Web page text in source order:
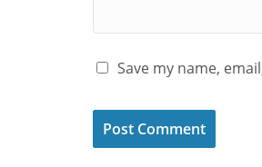
Save my name,